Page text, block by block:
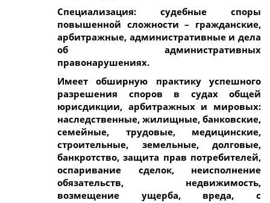
Специализация: судебные споры
повышенной сложности – гражданские,
арбитражные, административные и дела
об административных
правонарушениях.
Имеет обширную практику успешного
разрешения споров в судах общей
юрисдикции, арбитражных и мировых:
наследственные, жилищные, банковские,
семейные, трудовые, медицинские,
строительные, земельные, долговые,
банкротство, защита прав потребителей,
оспаривание сделок, неисполнение
обязательств, недвижимость,
возмещение ущерба, вреда, с